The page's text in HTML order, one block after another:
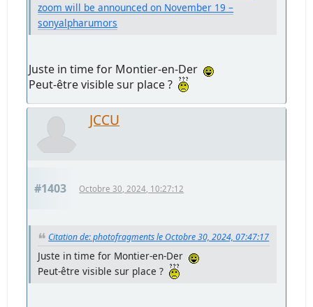
zoom will be announced on November 19 –
sonyalpharumors
Juste in time for Montier-en-Der
Peut-être visible sur place ?
JCCU
#1403 Octobre 30, 2024, 10:27:12
Citation de: photofragments le Octobre 30, 2024, 07:47:17
Juste in time for Montier-en-Der
Peut-être visible sur place ?